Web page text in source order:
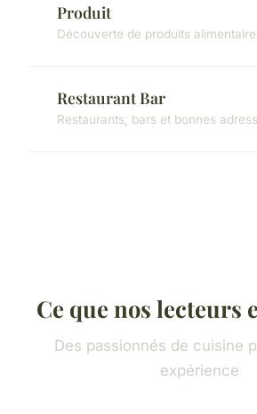
Produit
Découverte de produits
Restaurant Bar
Restaurants, bars et bonnes
Ce que nos lecteurs
Des passionnés de cuisine
expérience